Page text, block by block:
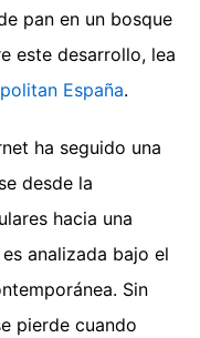
pan en un bosque
este desarrollo, lea
España.
ha seguido una
desde la
hacia una
analizada bajo el
Sin
pierde cuando